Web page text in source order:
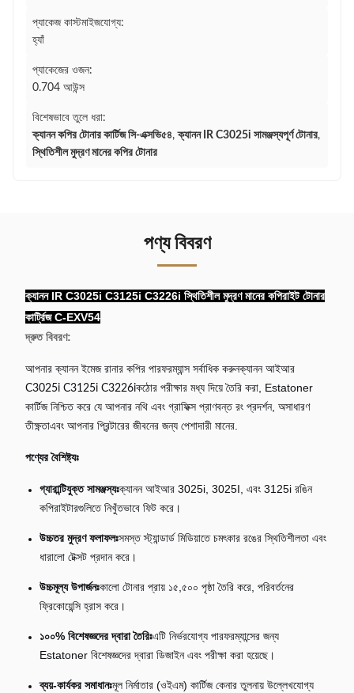
প্যাকেজ কাস্টমাইজযোগ্য:
হ্যাঁ
প্যাকেজের ওজন:
0.704 আউন্স
বিশেষভাবে তুলে ধরা:
ক্যানন কপির টোনার কার্টিজ সি-এক্সভি৫৪,ক্যানন IR C3025i সামঞ্জস্যপূর্ণ টোনার,
স্থিতিশীল মুদ্রণ মানের কপির টোনার
পণ্য বিবরণ
ক্যানন IR C3025i C3125i C3226i স্থিতিশীল মুদ্রণ মানের কপিরাইট টোনার
কার্ট্রিজ C-EXV54
দ্রুত বিবরণ:
আপনার ক্যানন ইমেজ রানার কপির পারফরম্যান্স সর্বাধিক করুনক্যানন আইআর
C3025i C3125i C3226iকঠোর পরীক্ষার মধ্য দিয়ে তৈরি করা, Estatoner
কার্টিজ নিশ্চিত করে যে আপনার নথি এবং গ্রাফিক্স প্রাণবন্ত রং প্রদর্শন, অসাধারণ
তীক্ষ্ণতাএবং আপনার প্রিন্টারের জীবনের জন্য পেশাদারী মানের.
পণ্যের বৈশিষ্ট্যঃ
গ্যারান্টিযুক্ত সামঞ্জস্যঃক্যানন আইআর 3025i, 3025I, এবং 3125i রঙিন
কপিরাইটারগুলিতে নিখুঁতভাবে ফিট করে।
উচ্চতর মুদ্রণ ফলাফলঃসমস্ত স্ট্যান্ডার্ড মিডিয়াতে চমৎকার রঙের স্থিতিশীলতা এবং
ধারালো টেক্সট প্রদান করে।
উচ্চমূল্য উপার্জনঃকালো টোনার প্রায় ১৫,৫০০ পৃষ্ঠা তৈরি করে, পরিবর্তনের
ফ্রিকোয়েন্সি হ্রাস করে।
১০০% বিশেষজ্ঞদের দ্বারা তৈরিঃএটি নির্ভরযোগ্য পারফরম্যান্সের জন্য
Estatoner বিশেষজ্ঞদের দ্বারা ডিজাইন এবং পরীক্ষা করা হয়েছে।
ব্যয়-কার্যকর সমাধানঃমূল নির্মাতার (ওইএম) কার্টিজ কেনার তুলনায় উল্লেখযোগ্য